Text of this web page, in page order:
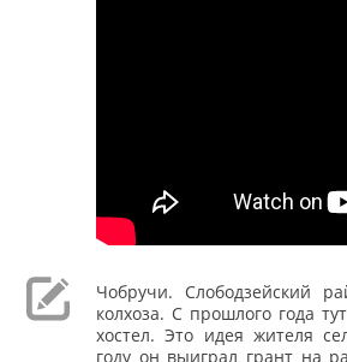
Чобручи. Слободзейский
колхоза. С прошлого года
хостел. Это идея жителя
году он выиграл грант на